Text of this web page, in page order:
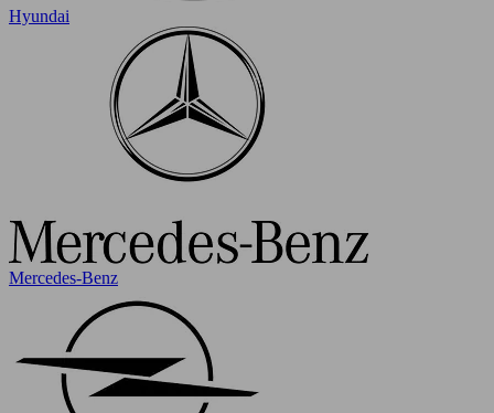
Hyundai
Mercedes-Benz